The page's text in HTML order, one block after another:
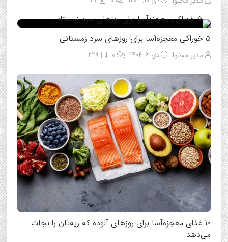
۵ خوراکی معجزه‌آسا برای روزهای سرد زمستانی
مدیر محتوا دی ۶, ۱۴۰۴ 229
۱۰ غذای معجزه‌آسا برای روزهای آلوده که ریه‌تان را نجات
می‌دهد